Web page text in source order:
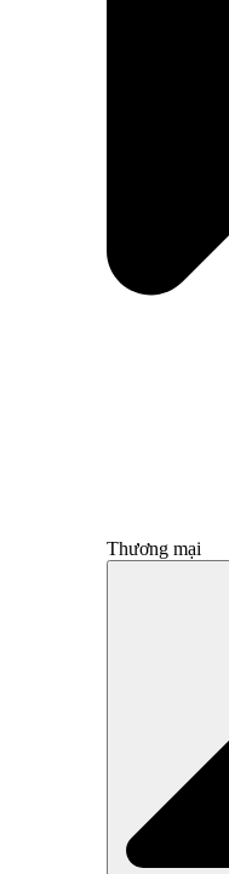
Thương mại